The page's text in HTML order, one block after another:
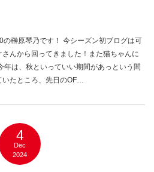
榊原琴乃です！ 今シーズン初ブログは可
んから回ってきました！また猫ちゃんに
は、秋といっていい期間があっという間
いたところ、先日のOF…
4
Dec
2024